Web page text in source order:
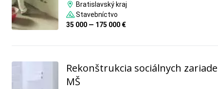
Bratislavský kraj
Stavebníctvo
35 000 — 175 000 €
Rekonštrukcia sociálnych
MŠ